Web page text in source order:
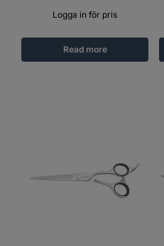
Logga in för pris
Read more